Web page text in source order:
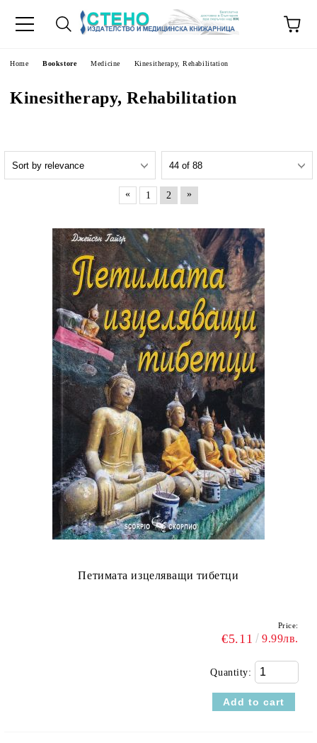
Home Bookstore Medicine Kinesitherapy, Rehabilitation
Kinesitherapy, Rehabilitation
« 1 2 »
Петимата изцеляващи тибетци
Price:
€5.11 9.99лв.
Quantity: